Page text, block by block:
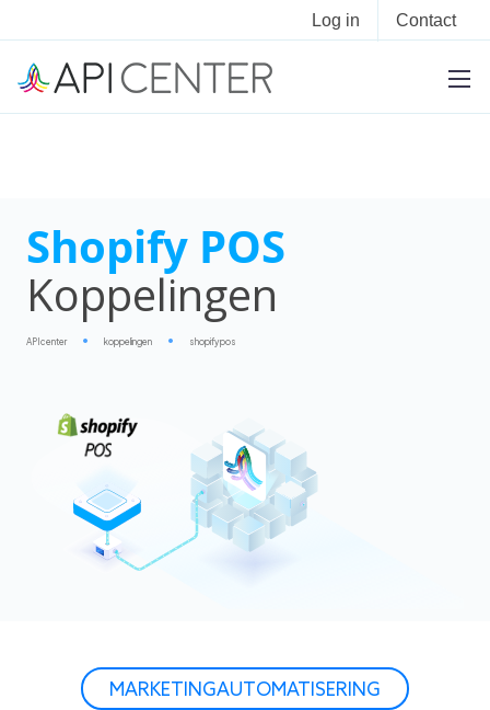
Log in Contact
Shopify POS
Koppelingen
APIcenter koppelingen shopify pos
MARKETINGAUTOMATISERING